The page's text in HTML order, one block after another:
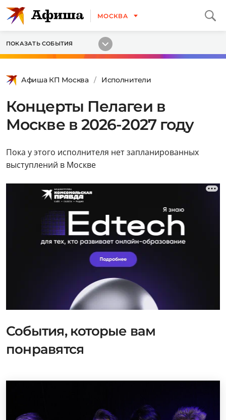
МОСКВА
ПОКАЗАТЬ СОБЫТИЯ
Афиша КП Москва Исполнители
Концерты Пелагеи в
Москве в 2026-2027 году
Пока у этого исполнителя нет запланированных
выступлений в Москве
События, которые вам
понравятся